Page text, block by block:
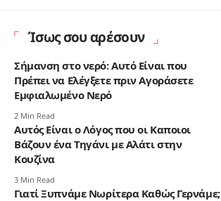
Ίσως σου αρέσουν
Σήμανση στο νερό: Αυτό Είναι που
Πρέπει να Ελέγξετε πριν Αγοράσετε
Εμφιαλωμένο Νερό
2 Min Read
Αυτός Είναι ο Λόγος που οι Καποιοι
Βάζουν ένα Τηγάνι με Αλάτι στην
Κουζίνα
3 Min Read
Γιατί Ξυπνάμε Νωρίτερα Καθώς Γερνάμε;